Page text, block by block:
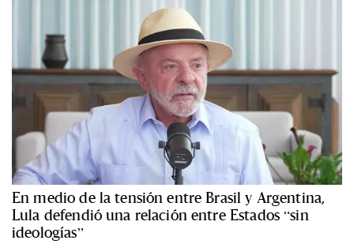
En medio de la tensión entre Brasil y Argentina,
Lula defendió una relación entre Estados “sin
ideologías”